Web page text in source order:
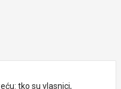
tko su vlasnici,